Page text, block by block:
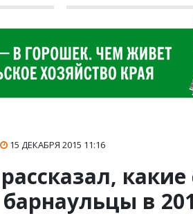
15 ДЕКАБРЯ 2015 11:16
в